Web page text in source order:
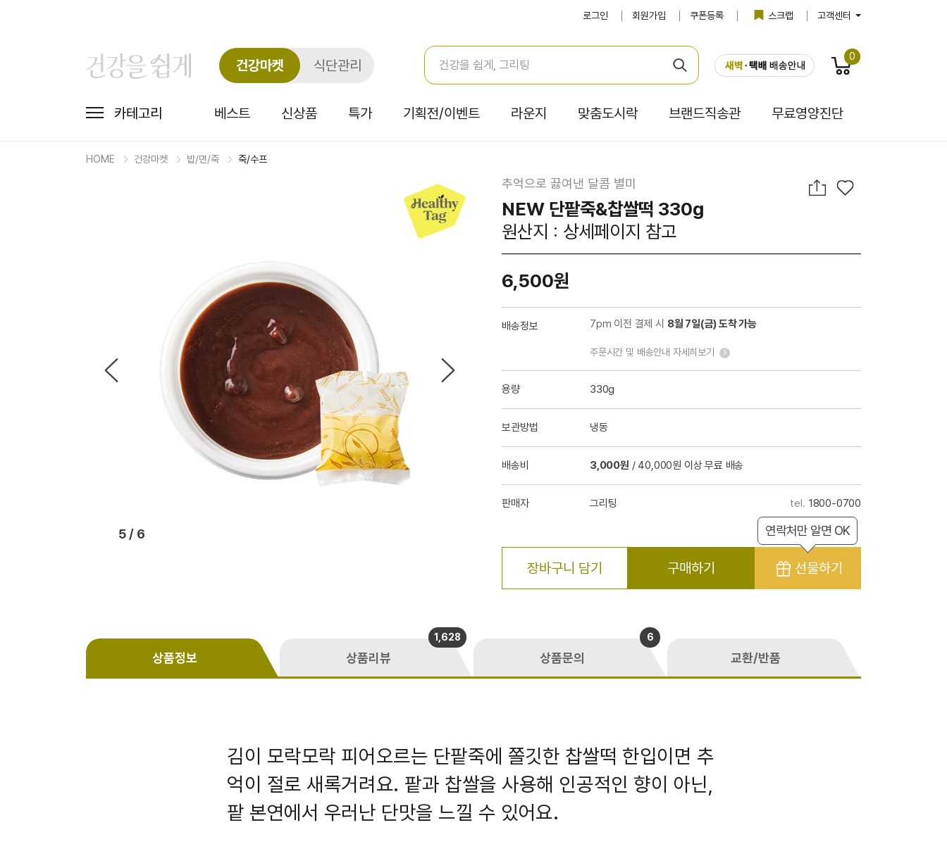
로그인 회원가입 쿠폰등록 스크랩 고객센터
건강마켓 식단관리
0
카테고리 베스트 신상품 특가 기획전/이벤트 라운지 맞춤도시락 브랜드직송관 무료영양진단
HOME 건강마켓 밥/면/죽 죽/수프
6 / 6
추억으로 끓여낸 달콤 별미
NEW 단팥죽&찹쌀떡 330g
원산지 : 상세페이지 참고
6,500원
배송정보 7pm 이전 결제 시 8월 7일(금) 도착 가능
주문시간 및 배송안내 자세히보기
용량 330g
보관방법 냉동
배송비 3,000원 / 40,000원 이상 무료 배송
판매자 그리팅 1800-0700
장바구니 담기 구매하기 선물하기
연락처만 알면 OK
상품정보 상품리뷰
1,628
상품문의
6
교환/반품
김이 모락모락 피어오르는 단팥죽에 쫄깃한 찹쌀떡 한입이면 추
억이 절로 새록거려요. 팥과 찹쌀을 사용해 인공적인 향이 아닌,
팥 본연에서 우러난 단맛을 느낄 수 있어요.